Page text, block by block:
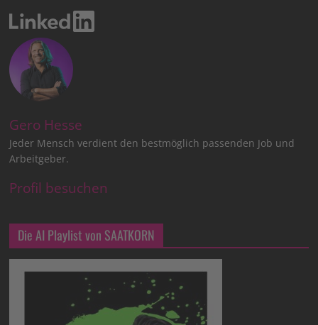
Gero Hesse
Jeder Mensch verdient den bestmöglich passenden Job und
Arbeitgeber.
Profil besuchen
Die AI Playlist von SAATKORN